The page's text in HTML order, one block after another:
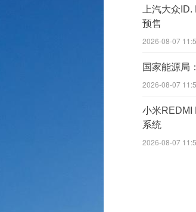
上汽大众
预售
2026-08-07
国家能源局
2026-08-07
小米REDMI
系统
2026-08-07